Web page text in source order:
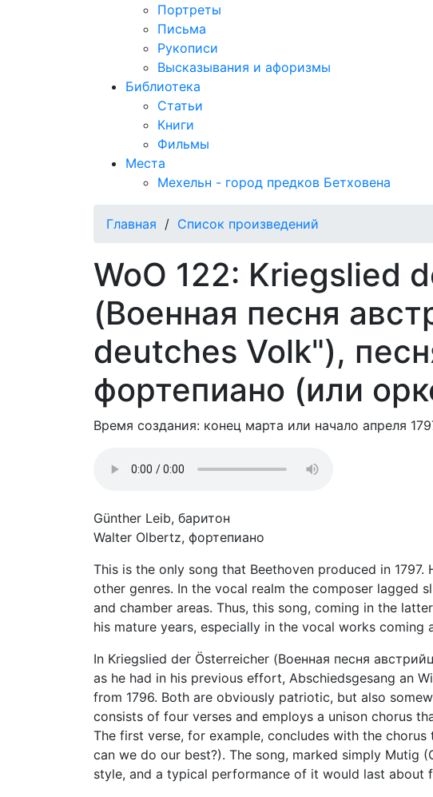
Портреты
Письма
Рукописи
Высказывания и афоризмы
Библиотека
Статьи
Книги
Фильмы
Места
Мехельн - город предков Бетховена
Главная / Список произведений
WoO 122: Kriegslied
(Военная песня
deutches Volk"),
фортепиано (или
Время создания: конец марта или начало апреля
Günther Leib, баритон
Walter Olbertz, фортепиано
This is the only song that Beethoven produced in
other genres. In the vocal realm the composer lagged
and chamber areas. Thus, this song, coming in the
his mature years, especially in the vocal works coming
In Kriegslied der Österreicher (Военная песня
as he had in his previous effort, Abschiedsgesang an
from 1796. Both are obviously patriotic, but also
consists of four verses and employs a unison chorus
The first verse, for example, concludes with the
can we do our best?). The song, marked simply Mutig
style, and a typical performance of it would last about